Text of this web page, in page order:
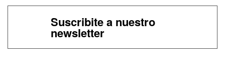
Suscribite a nuestro
newsletter